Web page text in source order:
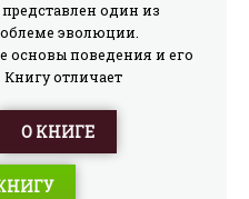
один из
эволюции.
основы поведения и его
Книгу отличает
бестселлером,
используется в мире
Настоящий перевод
издания.
О КНИГЕ